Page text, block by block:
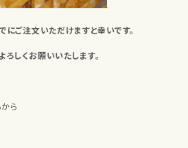
ご注文いただけますと幸いです。
しくお願いいたします。
ら